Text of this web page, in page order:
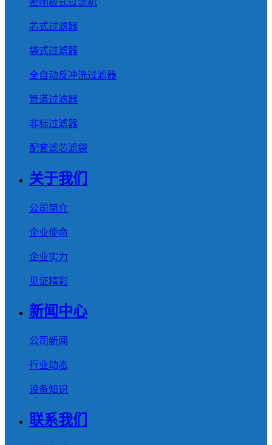
芯式过滤器
袋式过滤器
全自动反冲洗过滤器
管道过滤器
非标过滤器
配套滤芯滤袋
关于我们
公司简介
企业使命
企业实力
见证精彩
新闻中心
公司新闻
行业动态
设备知识
联系我们